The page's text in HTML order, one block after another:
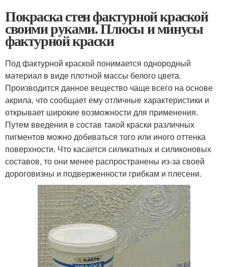
Покраска стен фактурной краской
своими руками. Плюсы и минусы
фактурной краски
Под фактурной краской понимается однородный
материал в виде плотной массы белого цвета.
Производится данное вещество чаще всего на основе
акрила, что сообщает ему отличные характеристики и
открывает широкие возможности для применения.
Путем введения в состав такой краски различных
пигментов можно добиваться того или иного оттенка
поверхности. Что касается силикатных и силиконовых
составов, то они менее распространены из-за своей
дороговизны и подверженности грибкам и плесени.